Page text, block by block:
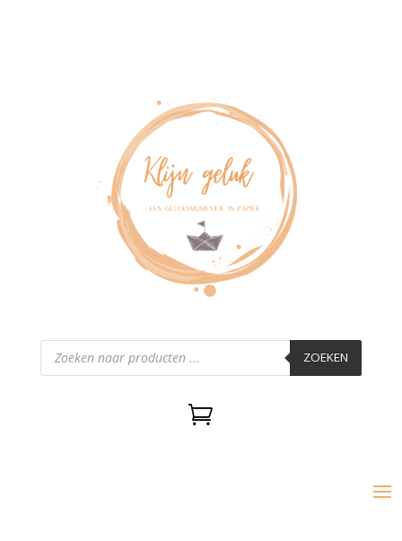
Producten
zoeken ZOEKEN
